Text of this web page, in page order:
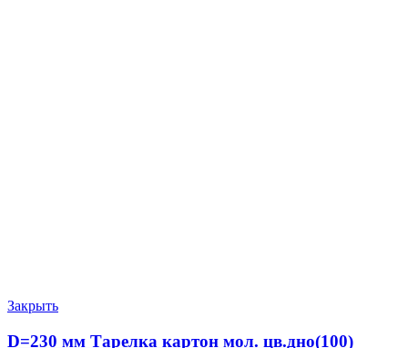
Закрыть
D=230 мм Тарелка картон мол. цв.дно(100)